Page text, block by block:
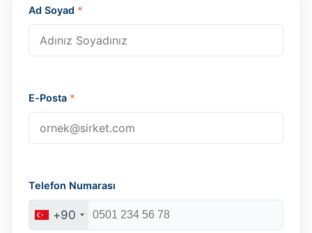
Ad Soyad *
E-Posta *
Telefon Numarası
+90